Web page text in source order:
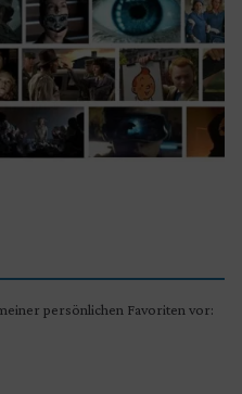
persönlichen Favoriten vor: